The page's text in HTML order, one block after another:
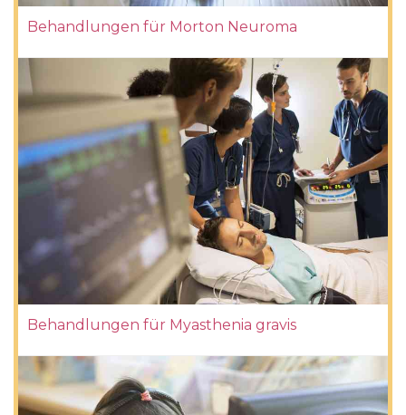
Behandlungen für Morton Neuroma
Behandlungen für Myasthenia gravis